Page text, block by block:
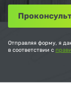
Отправляя форму, я
в соответствии с